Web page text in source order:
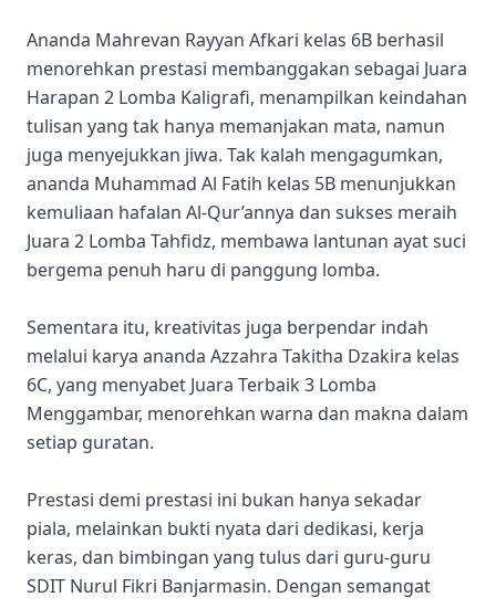
Ananda Mahrevan Rayyan Afkari kelas 6B berhasil
menorehkan prestasi membanggakan sebagai Juara
Harapan 2 Lomba Kaligrafi, menampilkan keindahan
tulisan yang tak hanya memanjakan mata, namun
juga menyejukkan jiwa. Tak kalah mengagumkan,
ananda Muhammad Al Fatih kelas 5B menunjukkan
kemuliaan hafalan Al-Qur’annya dan sukses meraih
Juara 2 Lomba Tahfidz, membawa lantunan ayat suci
bergema penuh haru di panggung lomba.
Sementara itu, kreativitas juga berpendar indah
melalui karya ananda Azzahra Takitha Dzakira kelas
6C, yang menyabet Juara Terbaik 3 Lomba
Menggambar, menorehkan warna dan makna dalam
setiap guratan.
Prestasi demi prestasi ini bukan hanya sekadar
piala, melainkan bukti nyata dari dedikasi, kerja
keras, dan bimbingan yang tulus dari guru-guru
SDIT Nurul Fikri Banjarmasin. Dengan semangat